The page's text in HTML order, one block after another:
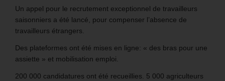
Un appel pour le recrutement exceptionnel de travailleurs
saisonniers a été lancé, pour compenser l’absence de
travailleurs étrangers.
Des plateformes ont été mises en ligne: « des bras pour une
assiette » et mobilisation emploi.
200 000 candidatures ont été recueillies. 5 000 agriculteurs